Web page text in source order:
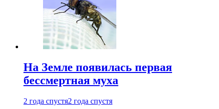
На Земле появилась первая
бессмертная муха
2 года спустя2 года спустя